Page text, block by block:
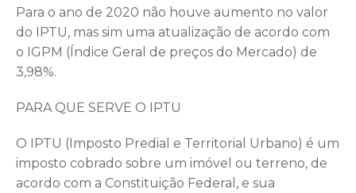
Para o ano de 2020 não houve aumento no valor
do IPTU, mas sim uma atualização de acordo com
o IGPM (Índice Geral de preços do Mercado) de
3,98%.
PARA QUE SERVE O IPTU
O IPTU (Imposto Predial e Territorial Urbano) é um
imposto cobrado sobre um imóvel ou terreno, de
acordo com a Constituição Federal, e sua